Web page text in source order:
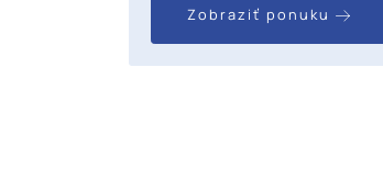
Zobraziť ponuku